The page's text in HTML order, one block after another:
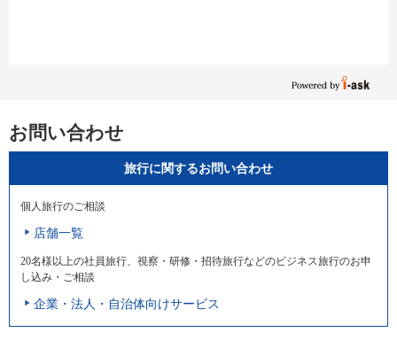
お問い合わせ
旅行に関するお問い合わせ
個人旅行のご相談
店舗一覧
20名様以上の社員旅行、視察・研修・招待旅行などのビジネス旅行のお申
し込み・ご相談
企業・法人・自治体向けサービス